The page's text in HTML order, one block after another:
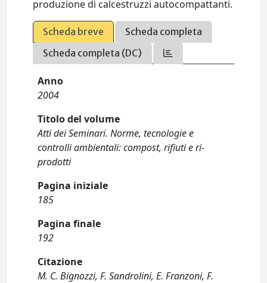
produzione di calcestruzzi autocompattanti.
Scheda breve
Scheda completa
Scheda completa (DC)
Anno
2004
Titolo del volume
Atti dei Seminari. Norme, tecnologie e
controlli ambientali: compost, rifiuti e ri-
prodotti
Pagina iniziale
185
Pagina finale
192
Citazione
M. C. Bignozzi, F. Sandrolini, E. Franzoni, F.